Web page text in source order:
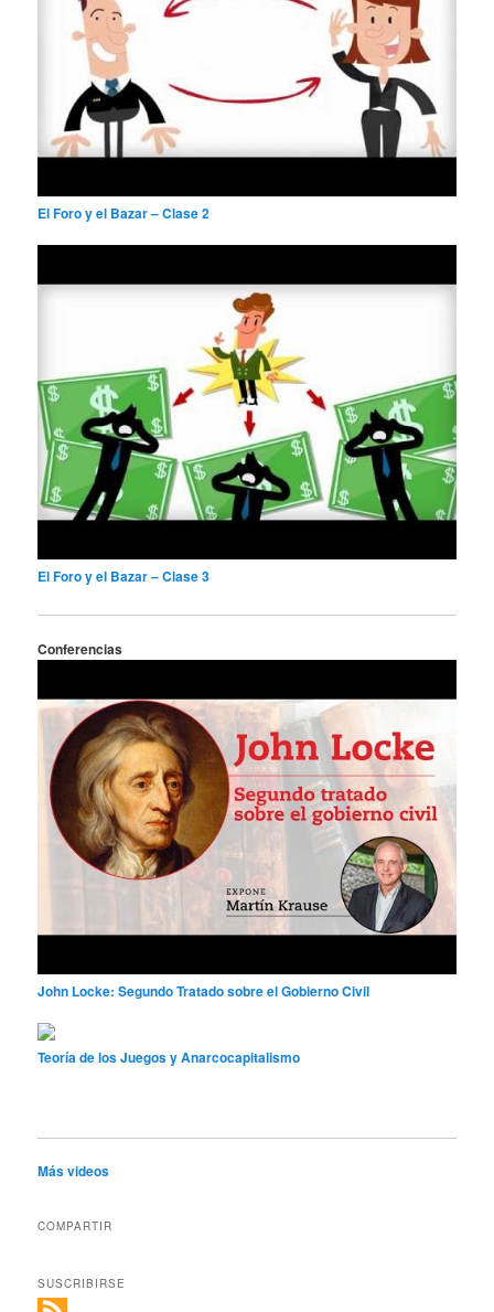
El Foro y el Bazar – Clase 2
El Foro y el Bazar – Clase 3
Conferencias
John Locke: Segundo Tratado sobre el Gobierno Civil
Teoría de los Juegos y Anarcocapitalismo
Más videos
COMPARTIR
SUSCRIBIRSE